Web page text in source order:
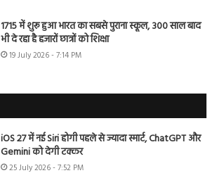
1715 में शुरू हुआ भारत का सबसे पुराना स्कूल, 300 साल बाद
भी दे रहा है हजारों छात्रों को शिक्षा
19 July 2026 - 7:14 PM
iOS 27 में नई Siri होगी पहले से ज्यादा स्मार्ट, ChatGPT और
Gemini को देगी टक्कर
25 July 2026 - 7:52 PM